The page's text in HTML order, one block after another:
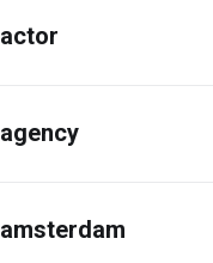
actor
agency
amsterdam